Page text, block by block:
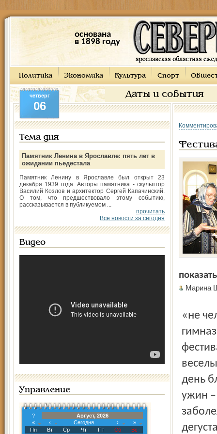
основана
в 1898 году
Политика Экономика Культура Спорт
Даты и события
четверг
06
Тема дня
Памятник Ленина в Ярославле: пять лет в
ожидании пьедестала
Памятник Ленину в Ярославле был открыт 23
декабря 1939 года. Авторы памятника - скульптор
Василий Козлов и архитектор Сергей Капачинский.
О том, что предшествовало этому событию,
рассказывается в публикуемом ...
прочитать
Все новости за сегодня
Видео
Управление
?
Август, 2026
«
‹ Сегодня ›
»
Пн
Вт Ср Чт Пт Сб
Вс
Марина
«не человек для поста, а пост для человека». Детская
день
ужин –